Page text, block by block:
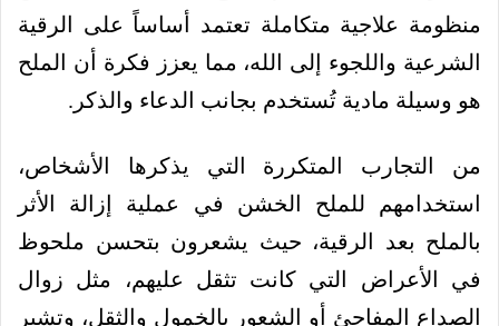
منظومة علاجية متكاملة تعتمد أساساً على الرقية
الشرعية واللجوء إلى الله، مما يعزز فكرة أن الملح
هو وسيلة مادية تُستخدم بجانب الدعاء والذكر.
من التجارب المتكررة التي يذكرها الأشخاص،
استخدامهم للملح الخشن في عملية إزالة الأثر
بالملح بعد الرقية، حيث يشعرون بتحسن ملحوظ
في الأعراض التي كانت تثقل عليهم، مثل زوال
الصداع المفاجئ أو الشعور بالخمول والثقل، وتشير